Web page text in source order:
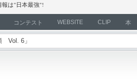
報は"日本最強"!
コンテスト WEBSITE CLIP 本
Vol. 6」